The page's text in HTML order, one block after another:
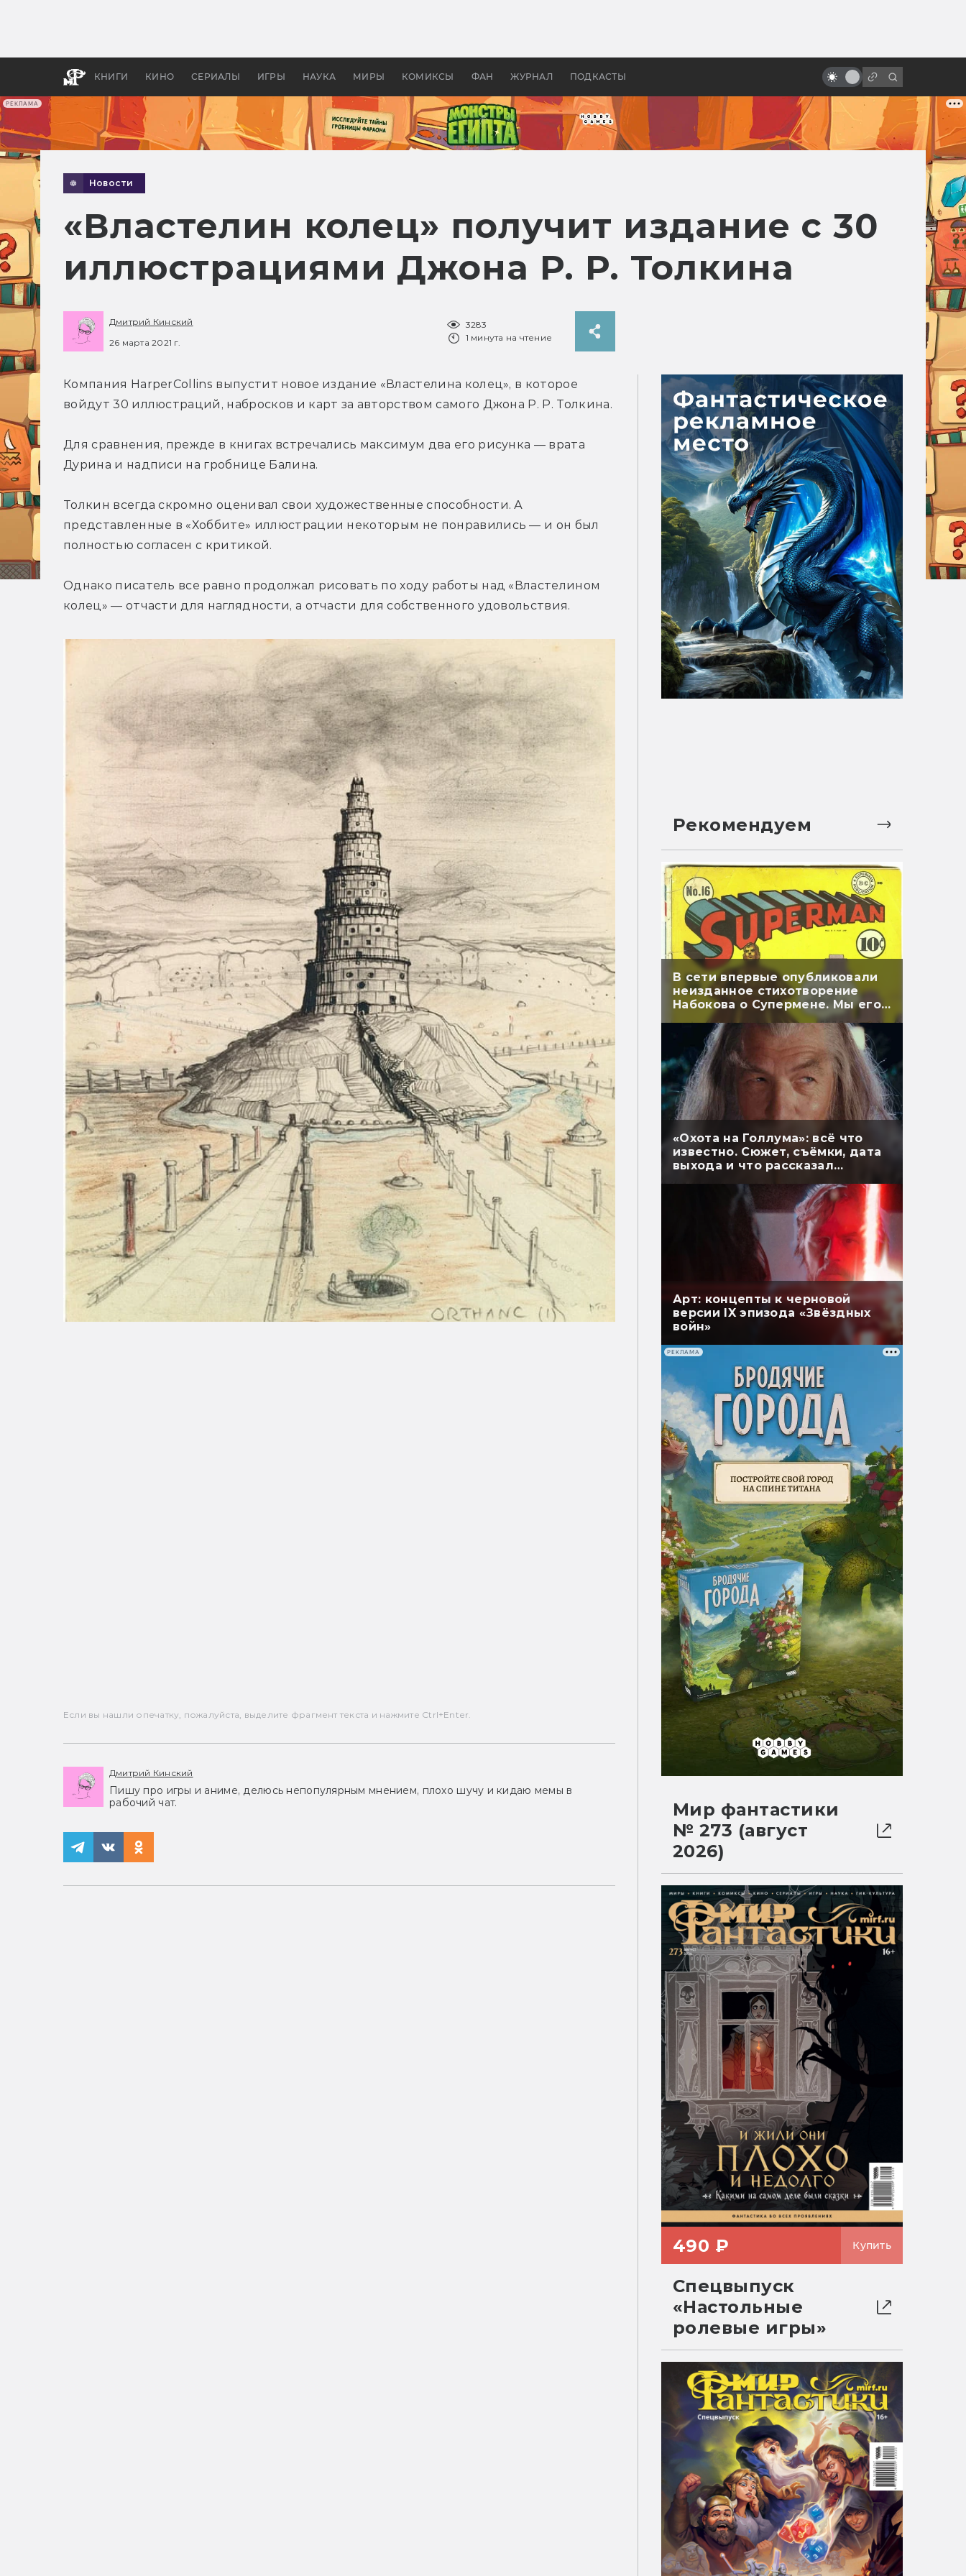
РЕКЛАМА
КНИГИ КИНО СЕРИАЛЫ ИГРЫ НАУКА МИРЫ КОМИКСЫ ФАН ЖУРНАЛ ПОДКАСТЫ
бы «Властелина колец»
Древней Грецией
камень»
Новости
«Властелин колец» получит издание с 30
иллюстрациями Джона Р. Р. Толкина
Дмитрий Кинский
26 марта 2021 г.
3283
1 минута на чтение
Компания HarperCollins выпустит новое издание «Властелина колец», в которое
войдут 30 иллюстраций, набросков и карт за авторством самого Джона Р. Р. Толкина.
Для сравнения, прежде в книгах встречались максимум два его рисунка — врата
Дурина и надписи на гробнице Балина.
Толкин всегда скромно оценивал свои художественные способности. А
представленные в «Хоббите» иллюстрации некоторым не понравились — и он был
полностью согласен с критикой.
Однако писатель все равно продолжал рисовать по ходу работы над «Властелином
колец» — отчасти для наглядности, а отчасти для собственного удовольствия.
Если вы нашли опечатку, пожалуйста, выделите фрагмент текста и нажмите Ctrl+Enter.
Дмитрий Кинский
Пишу про игры и аниме, делюсь непопулярным мнением, плохо шучу и кидаю мемы в
рабочий чат.
Рекомендуем
В сети впервые опубликовали
неизданное стихотворение
Набокова о Супермене. Мы его
перевели
«Охота на Голлума»: всё что
известно. Сюжет, съёмки, дата
выхода и что рассказал
Арт: концепты к черновой
версии IX эпизода «Звёздных
войн»
РЕКЛАМА
Мир фантастики
№ 273 (август
2026)
490 ₽ Купить
Спецвыпуск
«Настольные
ролевые игры»